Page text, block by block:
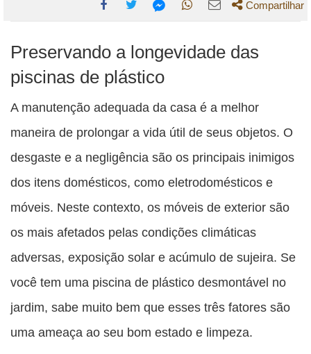
esta
publicação
com
Facebook
esta
publicação
Twitter
esta
publicação
Messenger
esta
WhatsApp
esta
Email
Compartilhar
Preservando a longevidade das
piscinas de plástico
A manutenção adequada da casa é a melhor
maneira de prolongar a vida útil de seus objetos. O
desgaste e a negligência são os principais inimigos
dos itens domésticos, como eletrodomésticos e
móveis. Neste contexto, os móveis de exterior são
os mais afetados pelas condições climáticas
adversas, exposição solar e acúmulo de sujeira. Se
você tem uma piscina de plástico desmontável no
jardim, sabe muito bem que esses três fatores são
uma ameaça ao seu bom estado e limpeza.